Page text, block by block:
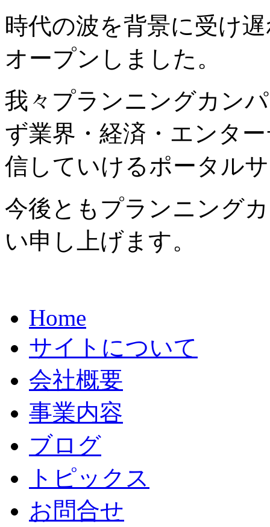
時代の波を背景に受け
オープンしました。
我々プランニングカン
ず業界・経済・エンタ
信していけるポータル
今後ともプランニング
い申し上げます。
Home
サイトについて
会社概要
事業内容
ブログ
トピックス
お問合せ